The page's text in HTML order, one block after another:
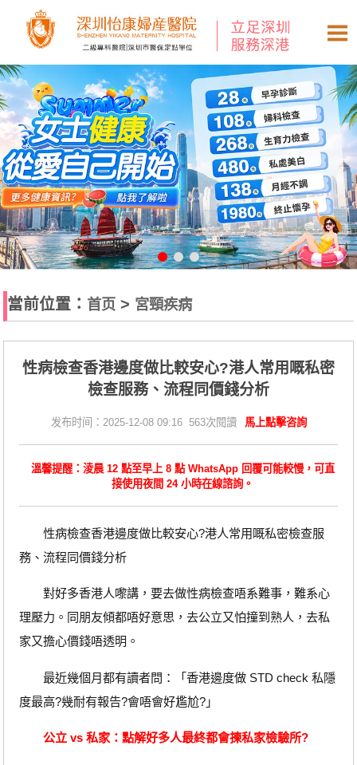
當前位置： 首页 > 宮頸疾病
性病檢查香港邊度做比較安心?港人常用嘅私密
檢查服務、流程同價錢分析
发布时间：2025-12-08 09:16 563次閱讀 馬上點擊咨詢
溫馨提醒：淩晨 12 點至早上 8 點 WhatsApp 回覆可能較慢，可直
接使用夜間 24 小時在線諮詢。
性病檢查香港邊度做比較安心?港人常用嘅私密檢查服
務、流程同價錢分析
對好多香港人嚟講，要去做性病檢查唔系難事，難系心
理壓力。同朋友傾都唔好意思，去公立又怕撞到熟人，去私
家又擔心價錢唔透明。
最近幾個月都有讀者問：「香港邊度做 STD check 私隱
度最高?幾耐有報告?會唔會好尷尬?」
公立 vs 私家：點解好多人最終都會揀私家檢驗所?